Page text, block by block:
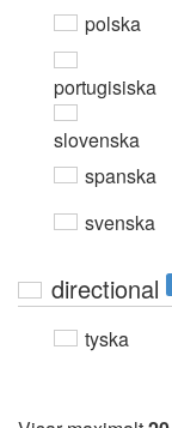
polska
portugisiska
slovenska
spanska
svenska
directional
tyska